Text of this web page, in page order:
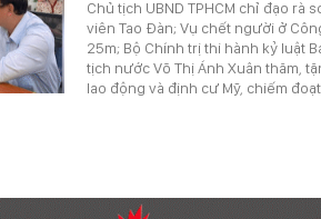
Chủ tịch UBND TPHCM chỉ đạo rà
viên Tao Đàn; Vụ chết người ở
25m; Bộ Chính trị thi hành kỷ luật
tịch nước Võ Thị Ánh Xuân thăm,
lao động và định cư Mỹ, chiếm